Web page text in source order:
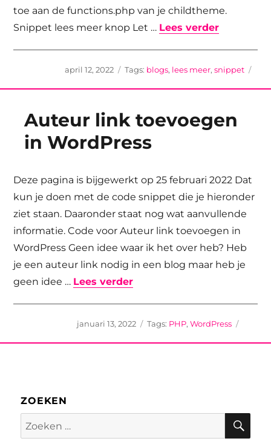
toe aan de functions.php van je childtheme.
Snippet lees meer knop Let … Lees verder“Lees
Geplaatst
april 12, 2022 Tags
blogs, lees meer, snippet
Auteur link toevoegen
in WordPress
Deze pagina is bijgewerkt op 25 februari 2022 Dat
kun je doen met de code snippet die je hieronder
ziet staan. Daaronder staat nog wat aanvullende
informatie. Code voor Auteur link toevoegen in
WordPress Geen idee waar ik het over heb? Heb
je een auteur link nodig in een blog maar heb je
geen idee … Lees verder“Auteur link toevoegen in
Geplaatst
januari 13, 2022 Tags
PHP, WordPress
ZOEKEN
Zoeken
naar: